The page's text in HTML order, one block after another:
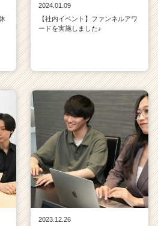
2024.01.09
【社内イベント】ファンネルアワ
ードを実施しました♪
2023.12.26